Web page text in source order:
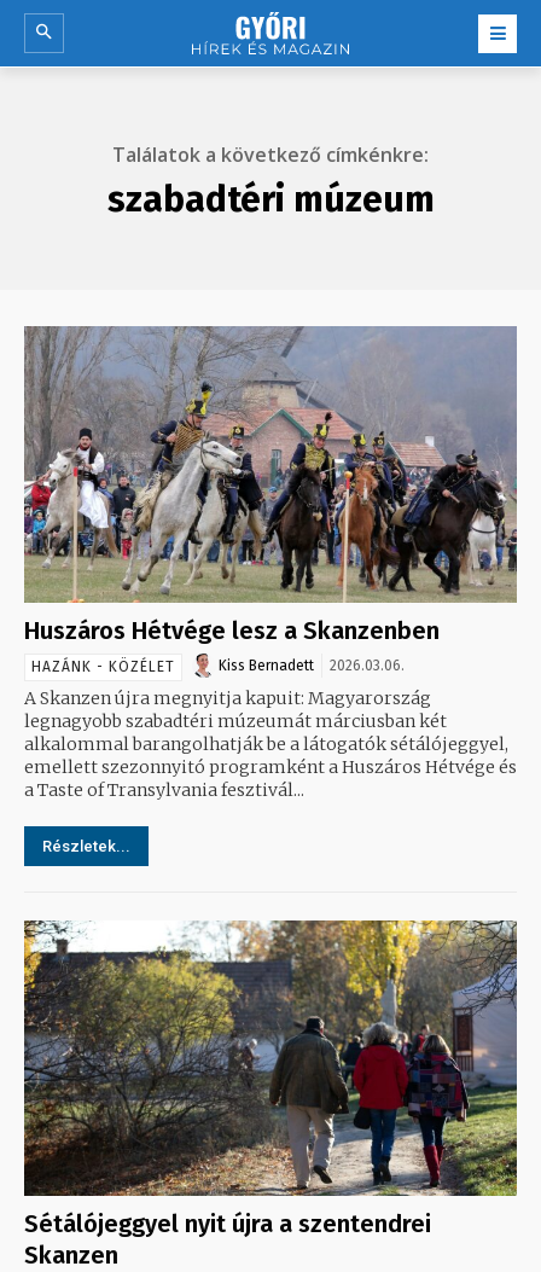
Találatok a következő címkénkre:
szabadtéri múzeum
Huszáros Hétvége lesz a Skanzenben
HAZÁNK - KÖZÉLET Kiss Bernadett 2026.03.06.
A Skanzen újra megnyitja kapuit: Magyarország
legnagyobb szabadtéri múzeumát márciusban két
alkalommal barangolhatják be a látogatók sétálójeggyel,
emellett szezonnyitó programként a Huszáros Hétvége és
a Taste of Transylvania fesztivál...
Részletek...
Sétálójeggyel nyit újra a szentendrei
Skanzen